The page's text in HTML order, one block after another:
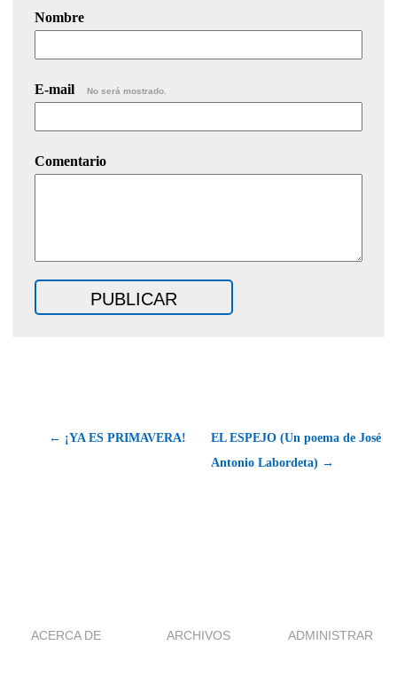
Nombre
E-mail No será mostrado.
Comentario
← ¡YA ES PRIMAVERA!
EL ESPEJO (Un poema de José
Antonio Labordeta) →
ACERCA DE ARCHIVOS ADMINISTRAR